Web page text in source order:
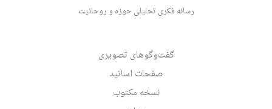
رسانه فکری تحلیلی حوزه و روحانیت
گفت‌وگوهای تصویری
صفحات اساتید
نسخه مکتوب